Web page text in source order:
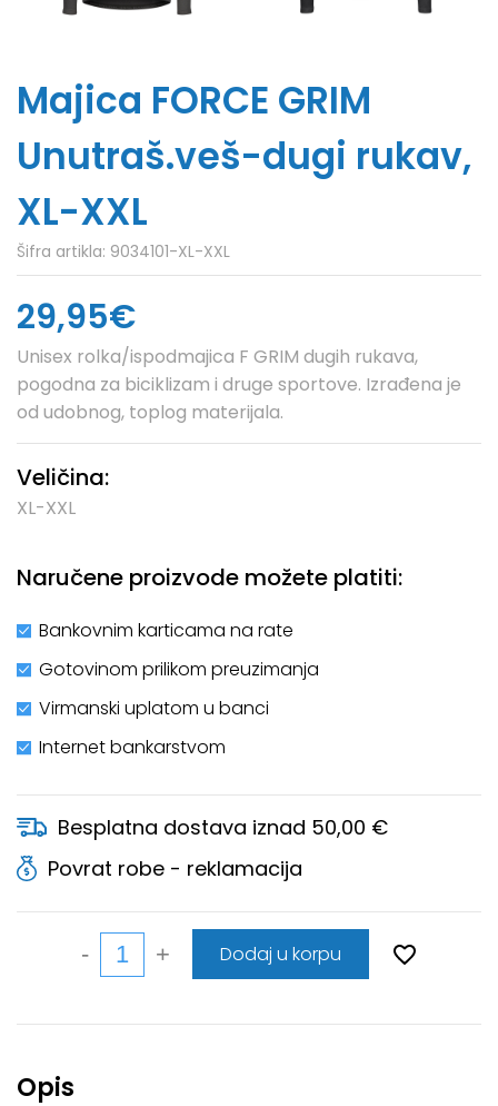
Majica FORCE GRIM
Unutraš.veš-dugi rukav,
XL-XXL
Šifra artikla: 9034101-XL-XXL
29,95€
Unisex rolka/ispodmajica F GRIM dugih rukava,
pogodna za biciklizam i druge sportove. Izrađena je
od udobnog, toplog materijala.
Veličina:
XL-XXL
Naručene proizvode možete platiti:
Bankovnim karticama na rate
Gotovinom prilikom preuzimanja
Virmanski uplatom u banci
Internet bankarstvom
Besplatna dostava iznad 50,00 €
Povrat robe - reklamacija
Dodaj u korpu
Opis